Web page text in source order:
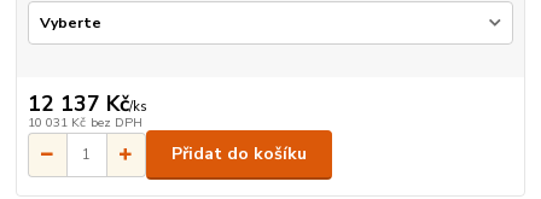
12 137 Kč/ks
10 031 Kč bez DPH
Přidat do košíku